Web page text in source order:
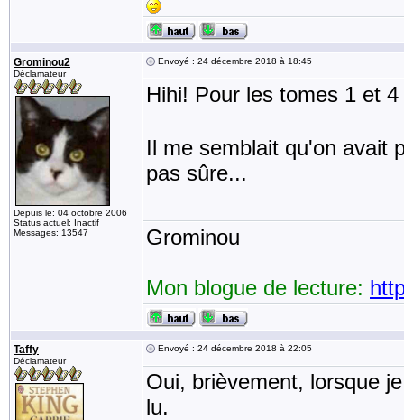
Grominou2
Déclamateur
Depuis le: 04 octobre 2006
Status actuel: Inactif
Messages: 13547
Envoyé : 24 décembre 2018 à 18:45
Hihi! Pour les tomes 1 et
Il me semblait qu'on avait
pas sûre...
Grominou
Mon blogue de lecture:
Taffy
Déclamateur
Envoyé : 24 décembre 2018 à 22:05
Oui, brièvement, lorsque
lu.